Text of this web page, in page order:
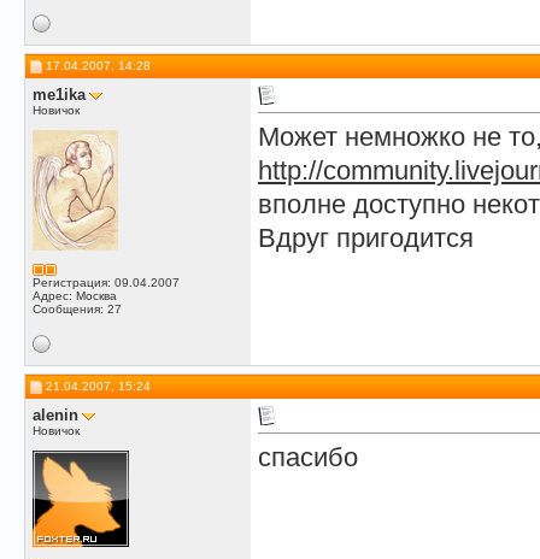
17.04.2007, 14:28
me1ika
Новичок
Регистрация: 09.04.2007
Адрес: Москва
Сообщения: 27
Может немножко не
http://
вполне доступно
Вдруг пригодится
21.04.2007, 15:24
alenin
Новичок
спасибо